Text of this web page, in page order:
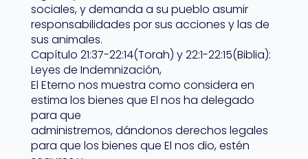
sociales, y demanda a su pueblo asumir
responsabilidades por sus acciones y las de
sus animales.
Capítulo 21:37-22:14(Torah) y 22:1-22:15(Biblia):
Leyes de Indemnización,
El Eterno nos muestra como considera en
estima los bienes que El nos ha delegado
para que
administremos, dándonos derechos legales
para que los bienes que El nos dio, estén